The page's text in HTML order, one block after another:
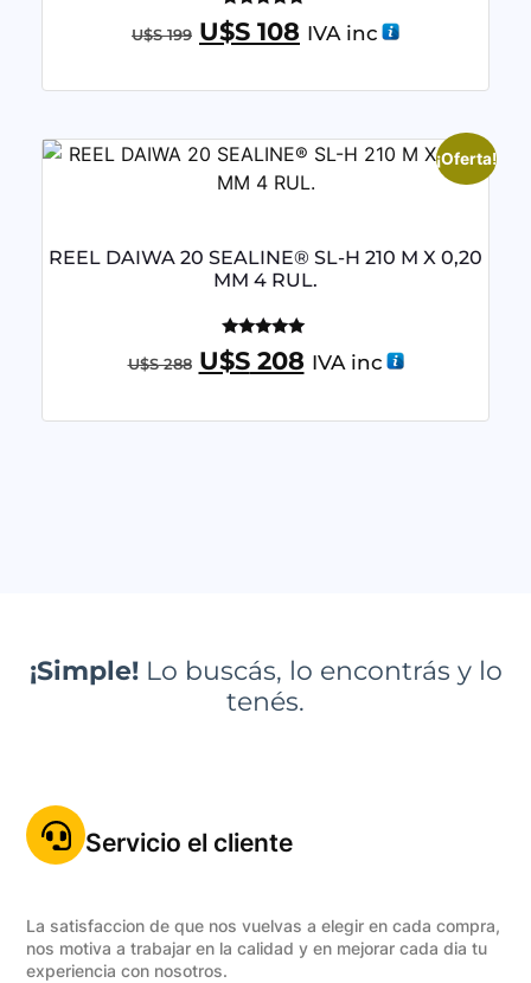
Valorado
con
U$S199 U$S 108 IVA inc
¡Oferta!
REEL DAIWA 20 SEALINE® SL-H 210 M X 0,20
MM 4 RUL.
Valorado
con
U$S288 U$S208 IVA inc
¡Simple!Lo buscás, lo encontrás y lo
tenés.
Servicio el cliente
La satisfaccion de que nos vuelvas a elegir en cada compra,
nos motiva a trabajar en la calidad y en mejorar cada dia tu
experiencia con nosotros.